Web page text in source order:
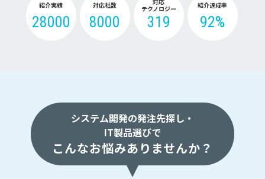
紹介実績
28000
対応社数
8000
テクノロジー
319
紹介達成率
92%
システム開発の発注先探し・
IT製品選びで
こんなお悩みありませんか？